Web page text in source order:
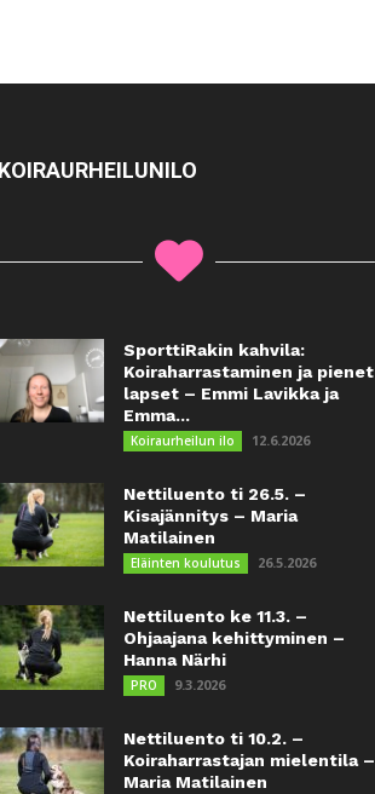
SporttiRakin kahvila:
Koiraharrastaminen ja pienet
lapset – Emmi Lavikka ja
Emma...
Koiraurheilun ilo 12.6.2026
Nettiluento ti 26.5. –
Kisajännitys – Maria
Matilainen
Eläinten koulutus 26.5.2026
Nettiluento ke 11.3. –
Ohjaajana kehittyminen –
Hanna Närhi
PRO 9.3.2026
Nettiluento ti 10.2. –
Koiraharrastajan mielentila –
Maria Matilainen